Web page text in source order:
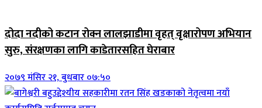
दोदा नदीको कटान रोक्न लालझाडीमा वृहत् वृक्षारोपण अभियान
सुरु, संरक्षणका लागि काडेतारसहित घेराबार
२०७९ मंसिर २१, बुधबार ०७:५०